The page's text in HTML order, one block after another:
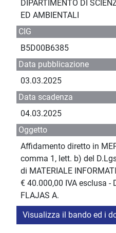
DIPARTIMENTO DI
ED AMBIENTALI
CIG
B5D00B6385
Data pubblicazione
03.03.2025
Data scadenza
04.03.2025
Oggetto
Affidamento diretto in
comma 1, lett. b) del
di MATERIALE
€ 40.000,00 IVA esclusa -
FLAJAS A.
Visualizza il bando ed i